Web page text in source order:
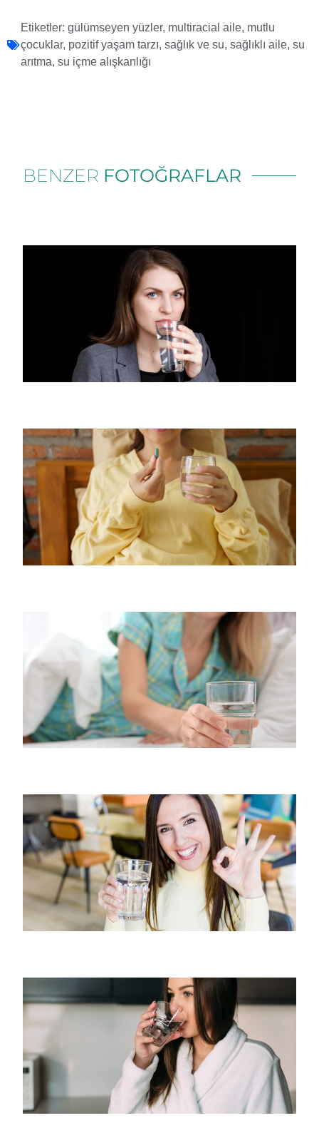
Etiketler: gülümseyen yüzler, multiracial aile, mutlu
çocuklar, pozitif yaşam tarzı, sağlık ve su, sağlıklı aile, su
arıtma, su içme alışkanlığı
BENZER FOTOĞRAFLAR